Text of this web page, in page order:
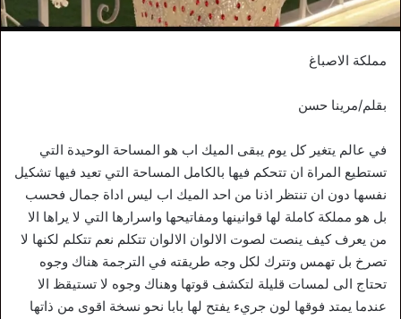
مملكة الاصباغ
بقلم/مرينا حسن
في عالم يتغير كل يوم يبقى الميك اب هو المساحة الوحيدة التي
تستطيع المراة ان تتحكم فيها بالكامل المساحة التي تعيد فيها تشكيل
نفسها دون ان تنتظر اذنا من احد الميك اب ليس اداة جمال فحسب
بل هو مملكة كاملة لها قوانينها ومفاتيحها واسرارها التي لا يراها الا
من يعرف كيف ينصت لصوت الالوان الالوان تتكلم نعم تتكلم لكنها لا
تصرخ بل تهمس وتترك لكل وجه طريقته في الترجمة هناك وجوه
تحتاج الى لمسات قليلة لتكشف قوتها وهناك وجوه لا تستيقظ الا
عندما يمتد فوقها لون جريء يفتح لها بابا نحو نسخة اقوى من ذاتها